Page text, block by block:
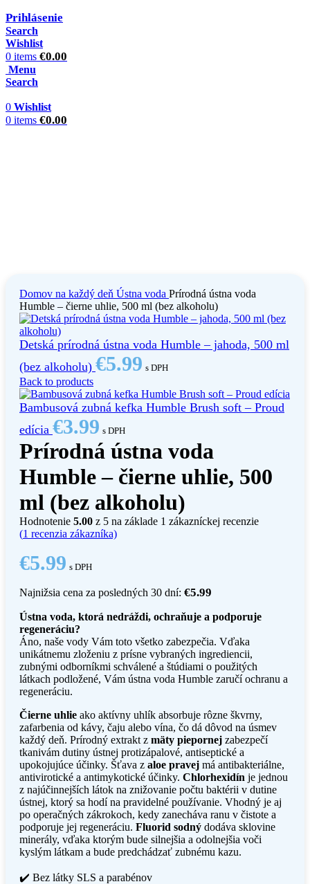
Prihlásenie
Search
Wishlist
0 items €0.00
Menu
Search
0 Wishlist
0 items €0.00
Domov na každý deň Ústna voda Prírodná ústna voda
Humble – čierne uhlie, 500 ml (bez alkoholu)
Detská prírodná ústna voda Humble – jahoda, 500 ml
(bez alkoholu) €5.99 s DPH
Back to products
Bambusová zubná kefka Humble Brush soft – Proud
edícia €3.99 s DPH
Prírodná ústna voda
Humble – čierne uhlie, 500
ml (bez alkoholu)
Hodnotenie 5.00 z 5 na základe 1 zákazníckej recenzie
(1 recenzia zákazníka)
€5.99 s DPH
Najnižsia cena za posledných 30 dní: €5.99
Ústna voda, ktorá nedráždi, ochraňuje a podporuje
regeneráciu?
Áno, naše vody Vám toto všetko zabezpečia. Vďaka
unikátnemu zloženiu z prísne vybraných ingrediencii,
zubnými odborníkmi schválené a štúdiami o použitých
látkach podložené, Vám ústna voda Humble zaručí ochranu a
regeneráciu.
Čierne uhlie ako aktívny uhlík absorbuje rôzne škvrny,
zafarbenia od kávy, čaju alebo vína, čo dá dôvod na úsmev
každý deň. Prírodný extrakt z mäty piepornej zabezpečí
tkanivám dutiny ústnej protizápalové, antiseptické a
upokojujúce účinky. Šťava z aloe pravej má antibakteriálne,
antivirotické a antimykotické účinky. Chlorhexidín je jednou
z najúčinnejších látok na znižovanie počtu baktérii v dutine
ústnej, ktorý sa hodí na pravidelné používanie. Vhodný je aj
po operačných zákrokoch, kedy zanecháva ranu v čistote a
podporuje jej regeneráciu. Fluorid sodný dodáva sklovine
minerály, vďaka ktorým bude silnejšia a odolnejšia voči
kyslým látkam a bude predchádzať zubnému kazu.
✔️ Bez látky SLS a parabénov